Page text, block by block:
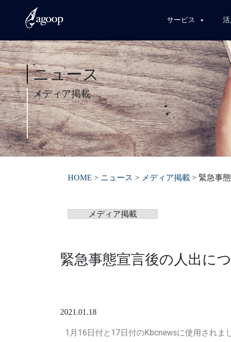
サービス 活
ニュース
メディア掲載
HOME > ニュース > メディア掲載 > 緊急事
メディア掲載
緊急事態宣言後の人出に
2021.01.18
1 月16日付と17日付のKbcnewsに使用されま